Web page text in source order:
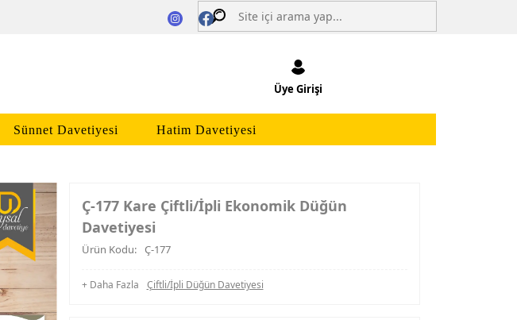
Ç-177 Kare Çiftli/İpli Ekonomik Düğün
Davetiyesi
Ürün Kodu: Ç-177
+ Daha Fazla Çiftli/İpli Düğün Davetiyesi
Üye Girişi
Sünnet Davetiyesi Hatim Davetiyesi